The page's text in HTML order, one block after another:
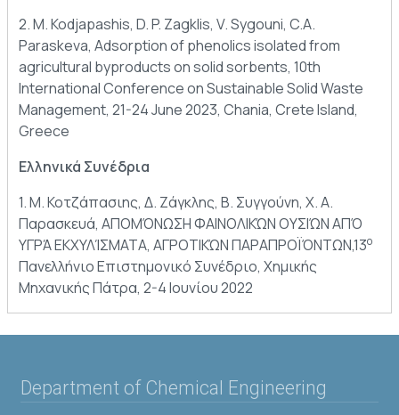
2. M. Kodjapashis, D. P. Zagklis, V. Sygouni, C.A.
Paraskeva, Adsorption of phenolics isolated from
agricultural byproducts on solid sorbents, 10th
International Conference on Sustainable Solid Waste
Management, 21-24 June 2023, Chania, Crete Island,
Greece
Ελληνικά Συνέδρια
1. Μ. Κοτζάπασιης, Δ. Ζάγκλης, Β. Συγγούνη, Χ. Α.
Παρασκευά, ΑΠΟΜΌΝΩΣΗ ΦΑΙΝΟΛΙΚΏΝ ΟΥΣΙΏΝ ΑΠΌ
ΥΓΡΆ ΕΚΧΥΛΊΣΜΑΤΑ, ΑΓΡΟΤΙΚΏΝ ΠΑΡΑΠΡΟΪΌΝΤΩΝ,13o
Πανελλήνιο Επιστημονικό Συνέδριο, Χημικής
Μηχανικής Πάτρα, 2-4 Ιουνίου 2022
Department of Chemical Engineering